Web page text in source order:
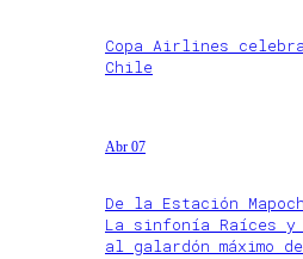
Copa Airlines
Chile
Abr 07
De la Estación
La sinfonía Raíces
al galardón máximo